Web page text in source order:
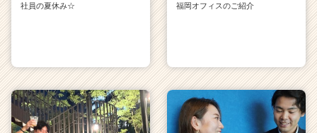
社員の夏休み☆
福岡オフィスのご紹介